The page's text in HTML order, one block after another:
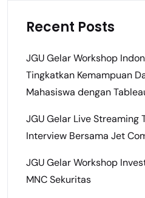
Recent Posts
JGU Gelar Workshop
Tingkatkan Kemampuan
Mahasiswa dengan
JGU Gelar Live Streaming
Interview Bersama Jet
JGU Gelar Workshop
MNC Sekuritas